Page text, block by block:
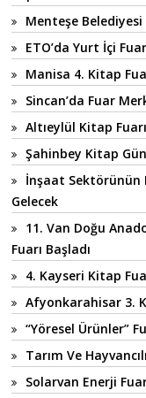
Menteşe Belediyesi
ETO’da Yurt İçi
Manisa 4. Kitap
Sincan’da Fuar
Altıeylül Kitap
Şahinbey Kitap
İnşaat Sektörünün
Gelecek
11. Van Doğu
Fuarı Başladı
4. Kayseri Kitap
Afyonkarahisar 3.
“Yöresel Ürünler”
Tarım Ve
Solarvan Enerji